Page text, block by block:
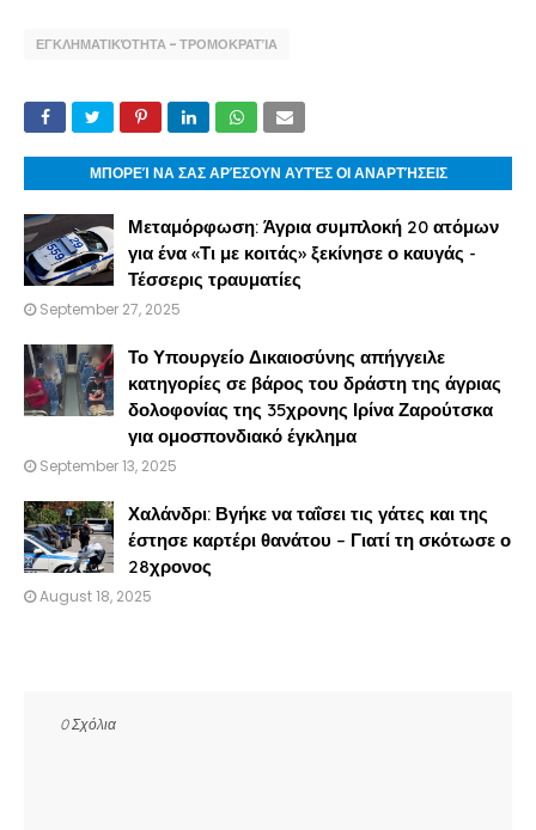
ΕΓΚΛΗΜΑΤΙΚΌΤΗΤΑ - ΤΡΟΜΟΚΡΑΤΊΑ
ΜΠΟΡΕΊ ΝΑ ΣΑΣ ΑΡΈΣΟΥΝ ΑΥΤΈΣ ΟΙ ΑΝΑΡΤΉΣΕΙΣ
Μεταμόρφωση: Άγρια συμπλοκή 20 ατόμων
για ένα «Τι με κοιτάς» ξεκίνησε ο καυγάς -
Τέσσερις τραυματίες
September 27, 2025
Το Υπουργείο Δικαιοσύνης απήγγειλε
κατηγορίες σε βάρος του δράστη της άγριας
δολοφονίας της 35χρονης Ιρίνα Ζαρούτσκα
για ομοσπονδιακό έγκλημα
September 13, 2025
Χαλάνδρι: Βγήκε να ταΐσει τις γάτες και της
έστησε καρτέρι θανάτου – Γιατί τη σκότωσε ο
28χρονος
August 18, 2025
0 Σχόλια